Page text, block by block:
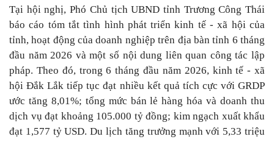
Tại hội nghị, Phó Chủ tịch UBND tỉnh Trương Công Thái
báo cáo tóm tắt tình hình phát triển kinh tế - xã hội của
tỉnh, hoạt động của doanh nghiệp trên địa bàn tỉnh 6 tháng
đầu năm 2026 và một số nội dung liên quan công tác lập
pháp. Theo đó, trong 6 tháng đầu năm 2026, kinh tế - xã
hội Đắk Lắk tiếp tục đạt nhiều kết quả tích cực với GRDP
ước tăng 8,01%; tổng mức bán lẻ hàng hóa và doanh thu
dịch vụ đạt khoảng 105.000 tỷ đồng; kim ngạch xuất khẩu
đạt 1,577 tỷ USD. Du lịch tăng trưởng mạnh với 5,33 triệu